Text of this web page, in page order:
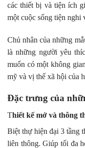
các thiết bị và tiện ích
một cuộc sống tiện nghi
Chủ nhân của những
là những người yêu
muốn có một không
mỹ và vị thế xã hội của
Đặc trưng của
Thiết kế mở và thông
Biệt thự hiện đại 3 tầng
liên thông. Giúp tối đa